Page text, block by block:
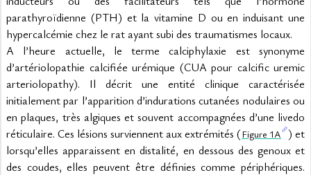
parathyroïdienne (PTH) et la vitamine D ou en induisant une
hypercalcémie chez le rat ayant subi des traumatismes locaux.
A l’heure actuelle, le terme calciphylaxie est synonyme
d’artériolopathie calcifiée urémique (CUA pour calcific uremic
arteriolopathy). Il décrit une entité clinique caractérisée
initialement par l’apparition d’indurations cutanées nodulaires ou
en plaques, très algiques et souvent accompagnées d’une livedo
réticulaire. Ces lésions surviennent aux extrémités (Figure 1A ) et
lorsqu’elles apparaissent en distalité, en dessous des genoux et
des coudes, elles peuvent être définies comme périphériques.